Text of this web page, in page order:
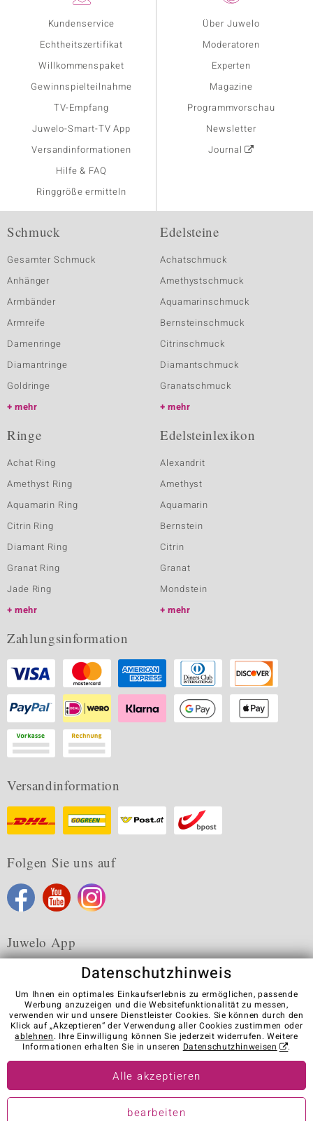
Kundenservice
Echtheitszertifikat
Willkommenspaket
Gewinnspielteilnahme
TV-Empfang
Juwelo-Smart-TV App
Versandinformationen
Hilfe & FAQ
Ringgröße ermitteln
Über Juwelo
Moderatoren
Experten
Magazine
Programmvorschau
Newsletter
Journal
Schmuck
Gesamter Schmuck
Anhänger
Armbänder
Armreife
Damenringe
Diamantringe
Goldringe
mehr
Edelsteine
Achatschmuck
Amethystschmuck
Aquamarinschmuck
Bernsteinschmuck
Citrinschmuck
Diamantschmuck
Granatschmuck
mehr
Ringe
Achat Ring
Amethyst Ring
Aquamarin Ring
Citrin Ring
Diamant Ring
Granat Ring
Jade Ring
mehr
Edelsteinlexikon
Alexandrit
Amethyst
Aquamarin
Bernstein
Citrin
Granat
Mondstein
mehr
Zahlungsinformation
Versandinformation
Folgen Sie uns auf
Juwelo App
Karriere AGB Datenschutz Cookies
Impressum
Kontakt
Vertrag widerrufen
Visit our stores in other countries:
© Juwelo Deutschland GmbH (ein Tochterunternehmen der elumeo
Datenschutzhinweis
Um Ihnen ein optimales Einkaufserlebnis zu ermöglichen, passende
Werbung anzuzeigen und die Websitefunktionalität zu messen,
verwenden wir und unsere Dienstleister Cookies. Sie können durch den
Klick auf „Akzeptieren“ der Verwendung aller Cookies zustimmen oder
ablehnen. Ihre Einwilligung können Sie jederzeit widerrufen. Weitere
Informationen erhalten Sie in unseren Datenschutzhinweisen .
Alle akzeptieren
bearbeiten